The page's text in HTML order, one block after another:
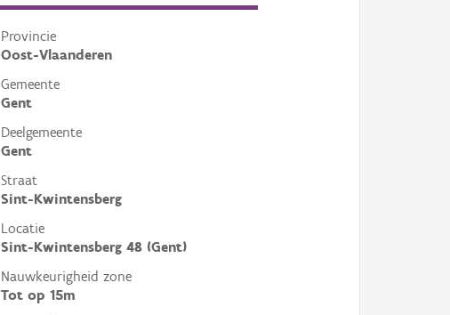
Provincie
Oost-Vlaanderen
Gemeente
Gent
Deelgemeente
Gent
Straat
Sint-Kwintensberg
Locatie
Sint-Kwintensberg 48 (Gent)
Nauwkeurigheid zone
Tot op 15m